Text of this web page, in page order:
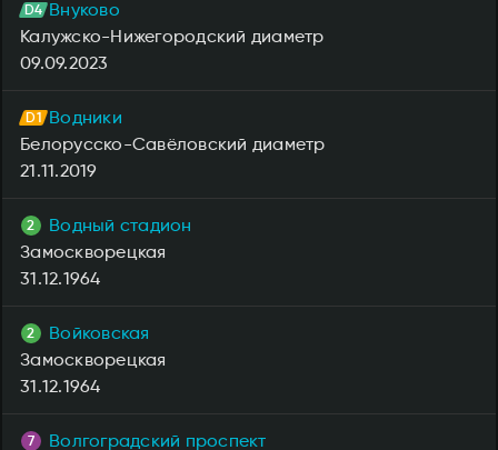
Внуково
Калужско-Нижегородский диаметр
09.09.2023
Водники
Белорусско-Савёловский диаметр
21.11.2019
Водный стадион
Замоскворецкая
31.12.1964
Войковская
Замоскворецкая
31.12.1964
Волгоградский проспект